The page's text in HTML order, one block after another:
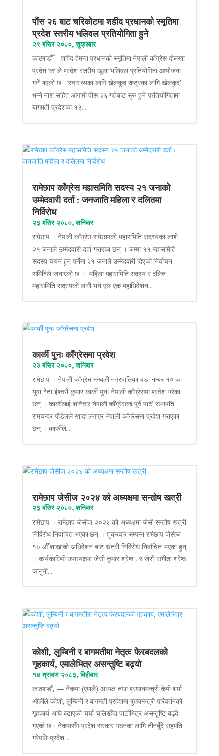
पौंस २६ बाट चरिकोटमा शहीद प्रधानको स्मृतिमा
प्रदेश स्तरीय भलिवल प्रतियोगिता हुने
२९ मंसिर २०८०, शुक्रबार
काठमाडौँ – शहीद हेमन्त प्रधानको स्मृतिमा नेपाली काँग्रेस दोलखा
प्रदेश ‘क’ ले प्रदेश स्तरीय खुला भलिवल प्रतियोगिता आयोजना
गर्ने भएको छ ।‘स्वास्थ्यका लागि खेलकुद राष्ट्रका लागि खेलकुद’
भन्ने नारा सहित आगामी पौस २६ गतेबाट सुरु हुने प्रतियोगितामा
बागमती प्रदेशका १३...
रामेछाप काँग्रेस महासमिति सदस्य २१ जनाको
उम्मेदवारी दर्ता : जनजाति महिला र दलितमा
निर्विरोध
२३ मंसिर २०८०, शनिबार
रामेछाप । नेपाली काँग्रेस रामेछापको महासमिति सदस्यका लागी
२१ जनाले उम्मेदवारी दर्ता गराएका छन् । जम्मा ११ महासमिति
सदस्य चयन हुन पर्नेमा २१ जनाले उम्मेदवारी दिएको निर्वाचन
समितिले जनाएको छ । महिला महासमिति सदस्य र दलित
महासमिति सदस्यको लागी भने एक एक महाधिवेशन...
कार्की पुनः काँग्रेसमा प्रवेश
२३ मंसिर २०८०, शनिबार
रामेछाप । नेपाली काँग्रेस मन्थली नगरपालिका वडा नम्बर १० का
युवा नेता ईश्वरी कुमार कार्की पुनः नेपाली काँग्रेसमा प्रवेश गरेका
छन् । कार्कीलाई शनिवार नेपाली काँग्रेसका पूर्व पार्टी सभापति
रामचन्द्र पौडेलले खादा लगाएर नेपाली काँग्रेसमा प्रवेश गराएका
छन् । कार्कीले...
रामेछाप जेसीज २०२४ को अध्यक्षमा सन्तोष खत्री
२३ मंसिर २०८०, शनिबार
रामेछाप । रामेछाप जेसीज २०२४ को अध्यक्षमा जेसी सन्तोष खत्री
निर्विरोध निर्वाचित भएका छन् । शुक्रवार सम्पन्न रामेछाप जेसीज
१० औँ शाखाको अधिवेशन बाट खत्री निर्विरोध निर्वाचित भएका हुन्
। कार्यकारिणी उपाध्यक्षमा जेसी कुमार श्रेष्ठ , र जेसी संगीता श्रेष्ठ
कानुनी...
कोशी, लुम्बिनी र बागमतीमा नेतृत्व फेरबदलको
गृहकार्य, एमालेभित्र असन्तुष्टि बढ्यो
१४ श्रावण २०८३, बिहीबार
काठमाडौं, — नेकपा (एमाले) अध्यक्ष तथा प्रधानमन्त्री केपी शर्मा
ओलीले कोशी, लुम्बिनी र बागमती प्रदेशमा मुख्यमन्त्री परिवर्तनको
गृहकार्य अघि बढाएको चर्चा चलिरहँदा पार्टीभित्र असन्तुष्टि बढ्दै
गएको छ। नेकपासँग प्रदेश सरकार गठनका लागि तीनबुँदे सहमति
गरेपछि प्रदेश...